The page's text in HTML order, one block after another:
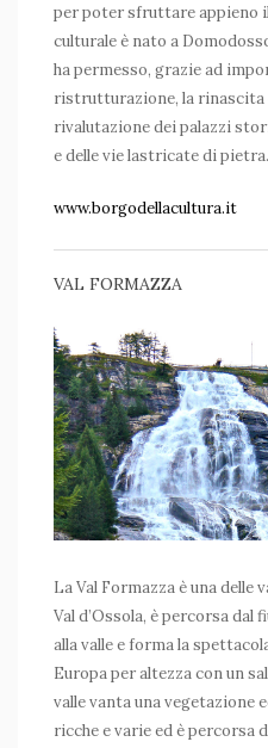
per poter sfruttare appieno
culturale è nato a
ha permesso, grazie ad
ristrutturazione, la rinascita
rivalutazione dei palazzi
e delle vie lastricate di pietra.
www.borgodellacultura.it
VAL FORMAZZA
La Val Formazza è una delle
Val d’Ossola, è percorsa dal
alla valle e forma la
Europa per altezza con un
valle vanta una vegetazione
ricche e varie ed è percorsa